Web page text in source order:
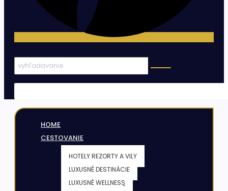
HOME
CESTOVANIE
HOTELY REZORTY A VILY
LUXUSNÉ DESTINÁCIE
LUXUSNÉ WELLNESS